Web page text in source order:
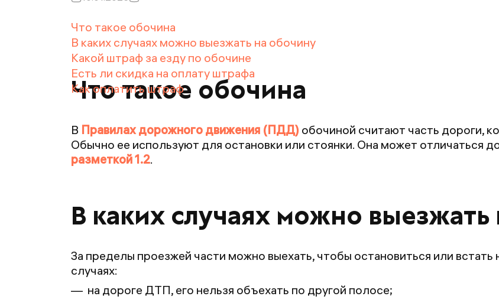
Что такое обочина
В каких случаях можно выезжать на обочину
Какой штраф за езду по обочине
Есть ли скидка на оплату штрафа
Как оплатить штраф
Что такое обочина
В Правилах дорожного движения (ПДД) обочиной считают часть дороги,
Обычно ее используют для остановки или стоянки. Она может отличаться
разметкой 1.2.
В каких случаях можно
За пределы проезжей части можно выехать, чтобы остановиться или встать
случаях:
на дороге ДТП, его нельзя объехать по другой полосе;